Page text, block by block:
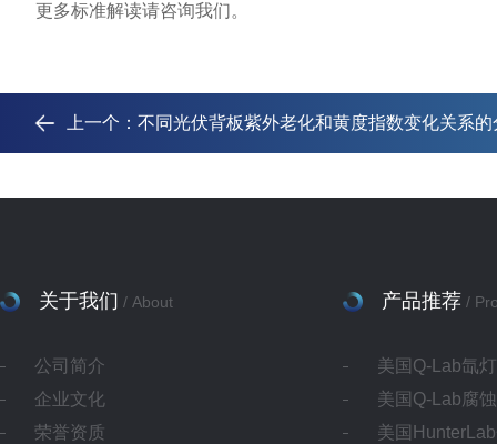
更多标准解读请咨询我们。
上一个： 不同光伏背板紫外老化和黄度指数变化关系的
关于我们 / About
公司简介
企业文化
荣誉资质
产品推荐 /
美国Q-Lab氙
美国Q-Lab腐
美国